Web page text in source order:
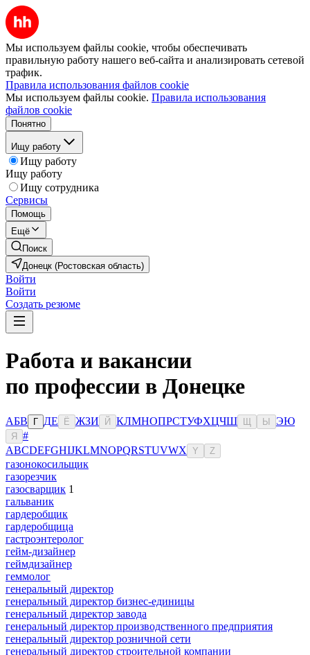
Мы используем файлы cookie, чтобы обеспечивать
правильную работу нашего веб-сайта и анализировать сетевой
трафик.
Правила использования файлов cookie
Мы используем файлы cookie. Правила использования
файлов cookie
Понятно
Ищу работу
Ищу работу
Ищу работу
Ищу сотрудника
Сервисы
Помощь
Ещё
Поиск
Донецк (Ростовская область)
Войти
Войти
Создать резюме
Работа и вакансии
по профессии в Донецке
АБВ Г ДЕ Ё ЖЗИ Й КЛМНОПРСТУФХЦЧШ Ы ЭЮ
Я
#
ABCDEFGHIJKLMNOPQRSTUVWX Y Z
газонокосильщик
газорезчик
газосварщик 1
гальваник
гардеробщик
гардеробщица
гастроэнтеролог
гейм-дизайнер
геймдизайнер
геммолог
генеральный директор
генеральный директор бизнес-единицы
генеральный директор завода
генеральный директор производственного предприятия
генеральный директор розничной сети
генеральный директор строительной компании